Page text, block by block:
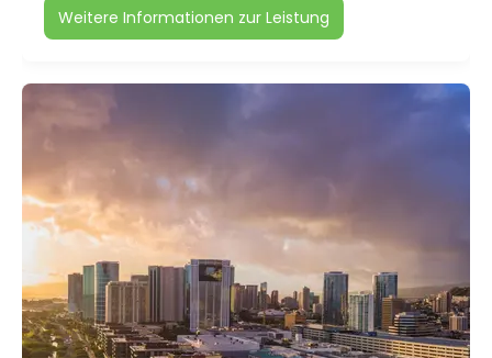
Weitere Informationen zur Leistung